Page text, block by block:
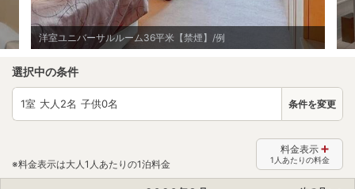
洋室ユニバーサルルーム36平米【禁煙】/例
選択中の条件
1室 大人2名 子供0名 条件を変更
※料金表示は大人1人あたりの1泊料金
料金表示
1人あたりの料金